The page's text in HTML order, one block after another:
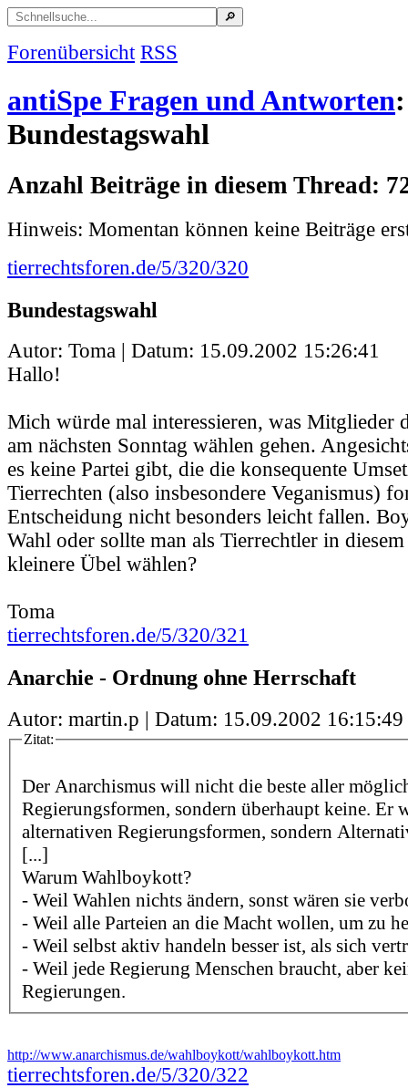
Forenübersicht RSS
antiSpe Fragen und Antworten:
Bundestagswahl
Anzahl Beiträge in diesem Thread:
Hinweis: Momentan können keine Beiträge
tierrechtsforen.de/5/320/320
Bundestagswahl
Autor: Toma | Datum: 15.09.2002 15:26:41
Hallo!
Mich würde mal interessieren, was Mitglieder
am nächsten Sonntag wählen gehen.
es keine Partei gibt, die die konsequente
Tierrechten (also insbesondere Veganismus)
Entscheidung nicht besonders leicht fallen.
Wahl oder sollte man als Tierrechtler in
kleinere Übel wählen?
Toma
tierrechtsforen.de/5/320/321
Anarchie - Ordnung ohne Herrschaft
Autor: martin.p | Datum: 15.09.2002 16:15:49
Zitat:
Der Anarchismus will nicht die beste aller
Regierungsformen, sondern überhaupt keine. Er
alternativen Regierungsformen, sondern
[...]
Warum Wahlboykott?
- Weil Wahlen nichts ändern, sonst wären sie
- Weil alle Parteien an die Macht wollen, um zu
- Weil selbst aktiv handeln besser ist, als sich
- Weil jede Regierung Menschen braucht, aber
Regierungen.
http://www.anarchismus.de/wahlboykott/wahlboykott.htm
tierrechtsforen.de/5/320/322